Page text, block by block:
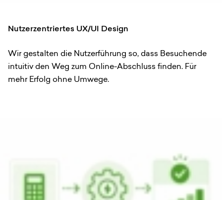
Nutzerzentriertes UX/UI Design
Wir gestalten die Nutzerführung so, dass Besuchende
intuitiv den Weg zum Online-Abschluss finden. Für
mehr Erfolg ohne Umwege.